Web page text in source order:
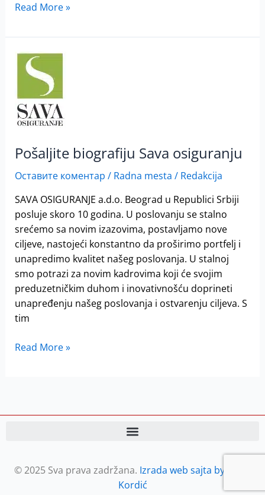
Read More »
Pošaljite biografiju Sava osiguranju
Оставите коментар / Radna mesta / Redakcija
SAVA OSIGURANJE a.d.o. Beograd u Republici Srbiji
posluje skoro 10 godina. U poslovanju se stalno
srećemo sa novim izazovima, postavljamo nove
ciljeve, nastojeći konstantno da proširimo portfelj i
unapredimo kvalitet našeg poslovanja. U stalnoj
smo potrazi za novim kadrovima koji će svojim
preduzetničkim duhom i inovativnošću doprineti
unapređenju našeg poslovanja i ostvarenju ciljeva. S
tim
Pošaljite
biografiju
osiguranju
Read More »
© 2025 Sva prava zadržana. Izrada web sajta by Petar
Kordić